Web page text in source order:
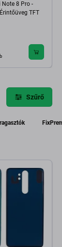
8 Pro -
TFT
Szűrő